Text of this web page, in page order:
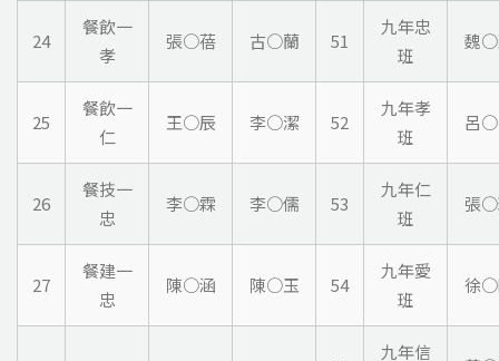
24
餐飲一
孝
張○蓓 古○蘭 51
九年忠
班
魏○
25
餐飲一
仁
王○辰 李○潔 52
九年孝
班
呂
26
餐技一
忠
李○霖 李○儒 53
九年仁
班
張
27
餐建一
忠
陳○涵 陳○玉 54
九年愛
班
徐
九年信